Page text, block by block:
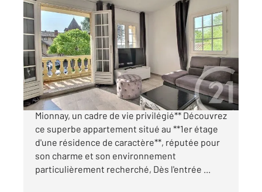
MIONNAY 01
40,28 m2, 2 pièces
Ref : 10100
Appartement F2 à vendre
165 000 €
**Mionnay RARE situé à l'entrée du GOLF de
Mionnay, un cadre de vie privilégié** Découvrez
ce superbe appartement situé au **1er étage
d'une résidence de caractère**, réputée pour
son charme et son environnement
particulièrement recherché, Dès l'entrée ...